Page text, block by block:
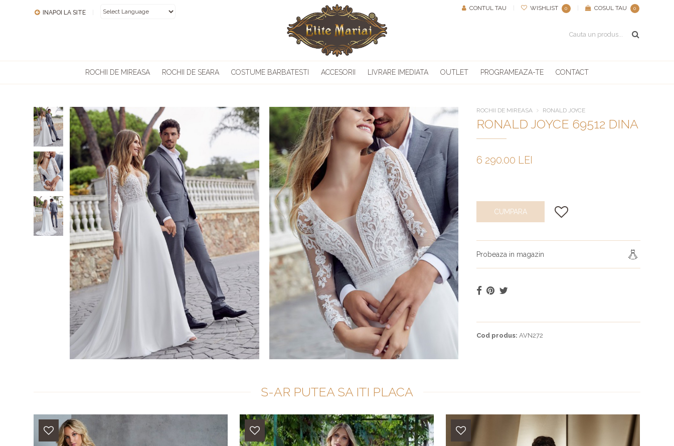
INAPOI LA SITE
CONTUL TAU WISHLIST 0 COSUL TAU 0
ROCHII DE MIREASA ROCHII DE SEARA COSTUME BARBATESTI ACCESORII LIVRARE IMEDIATA OUTLET PROGRAMEAZA-TE CONTACT
ROCHII DE MIREASA RONALD JOYCE
RONALD JOYCE 69512 DINA
6 290.00 LEI
CUMPARA
Probeaza in magazin
Cod produs: AVN272
S-AR PUTEA SA ITI PLACA